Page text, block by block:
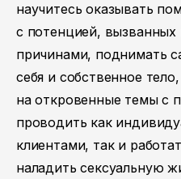
научитесь оказывать
с потенцией, вызванных
причинами, поднимать
себя и собственное
на откровенные темы с
проводить как
клиентами, так и
наладить сексуальную